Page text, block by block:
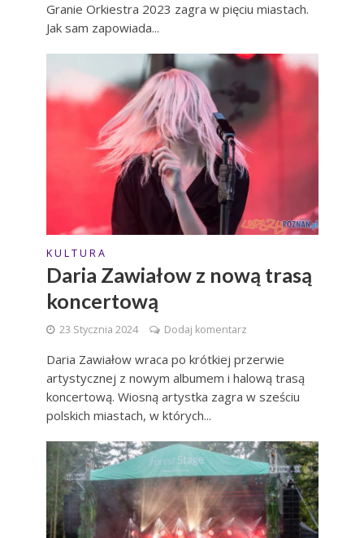
Granie Orkiestra 2023 zagra w pięciu miastach.
Jak sam zapowiada...
K U L T U R A
Daria Zawiałow z nową trasą
koncertową
23 Stycznia 2024 Dodaj komentarz
Daria Zawiałow wraca po krótkiej przerwie
artystycznej z nowym albumem i halową trasą
koncertową. Wiosną artystka zagra w sześciu
polskich miastach, w których...